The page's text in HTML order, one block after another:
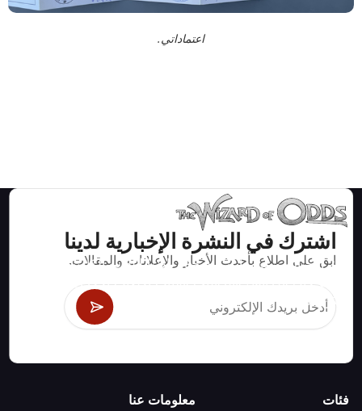
اعتماداتي.
اشترك في النشرة الإخبارية لدينا
ابق على اطلاع بأحدث الأخبار والإعلانات والمقالات.
استراتيجيات ومعلومات صحيحة رياضيا لألعاب الكازينو مثل
البلاك جاك وكرابس والروليت ومئات الألعاب الأخرى التي
يمكن لعبها.
فئات معلومات عنا